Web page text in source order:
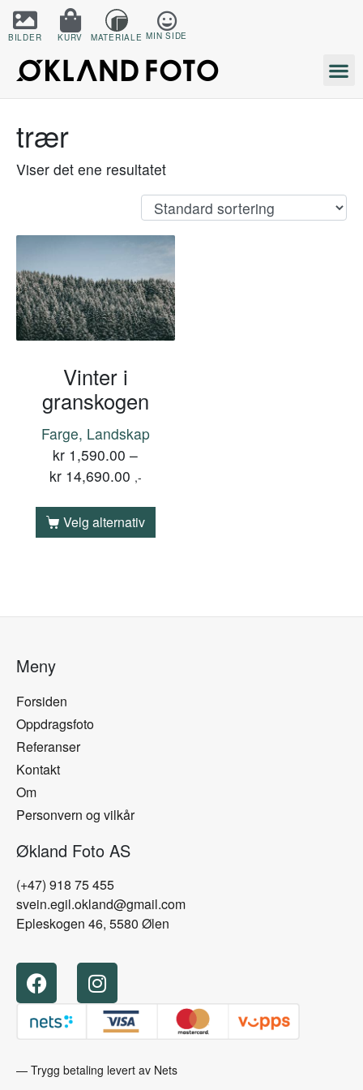
BILDER KURV MATERIALE MIN SIDE
trær
Viser det ene resultatet
Vinter i
granskogen
Farge, Landskap
kr 1,590.00 –
kr14,690.00 ,-
Velg alternativ
Meny
Forsiden
Oppdragsfoto
Referanser
Kontakt
Om
Personvern og vilkår
Økland Foto AS
(+47) 918 75 455
svein.egil.okland@gmail.com
Epleskogen 46, 5580 Ølen
— Trygg betaling levert av Nets